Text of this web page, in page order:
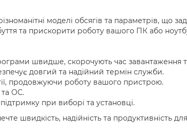
моделі обсягів та параметрів, що
та прискорити роботу вашого ПК або
швидше, скорочують час завантаження
довгий та надійний термін служби.
продовжуючи роботу вашого пристрою.
та ОС.
при виборі та установці.
швидкість, надійність та продуктивність